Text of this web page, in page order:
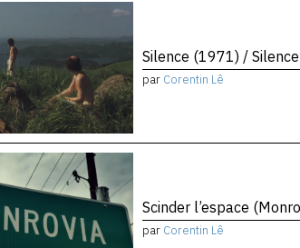
Silence (1971) /
par Corentin Lê
Scinder l’espace
par Corentin Lê